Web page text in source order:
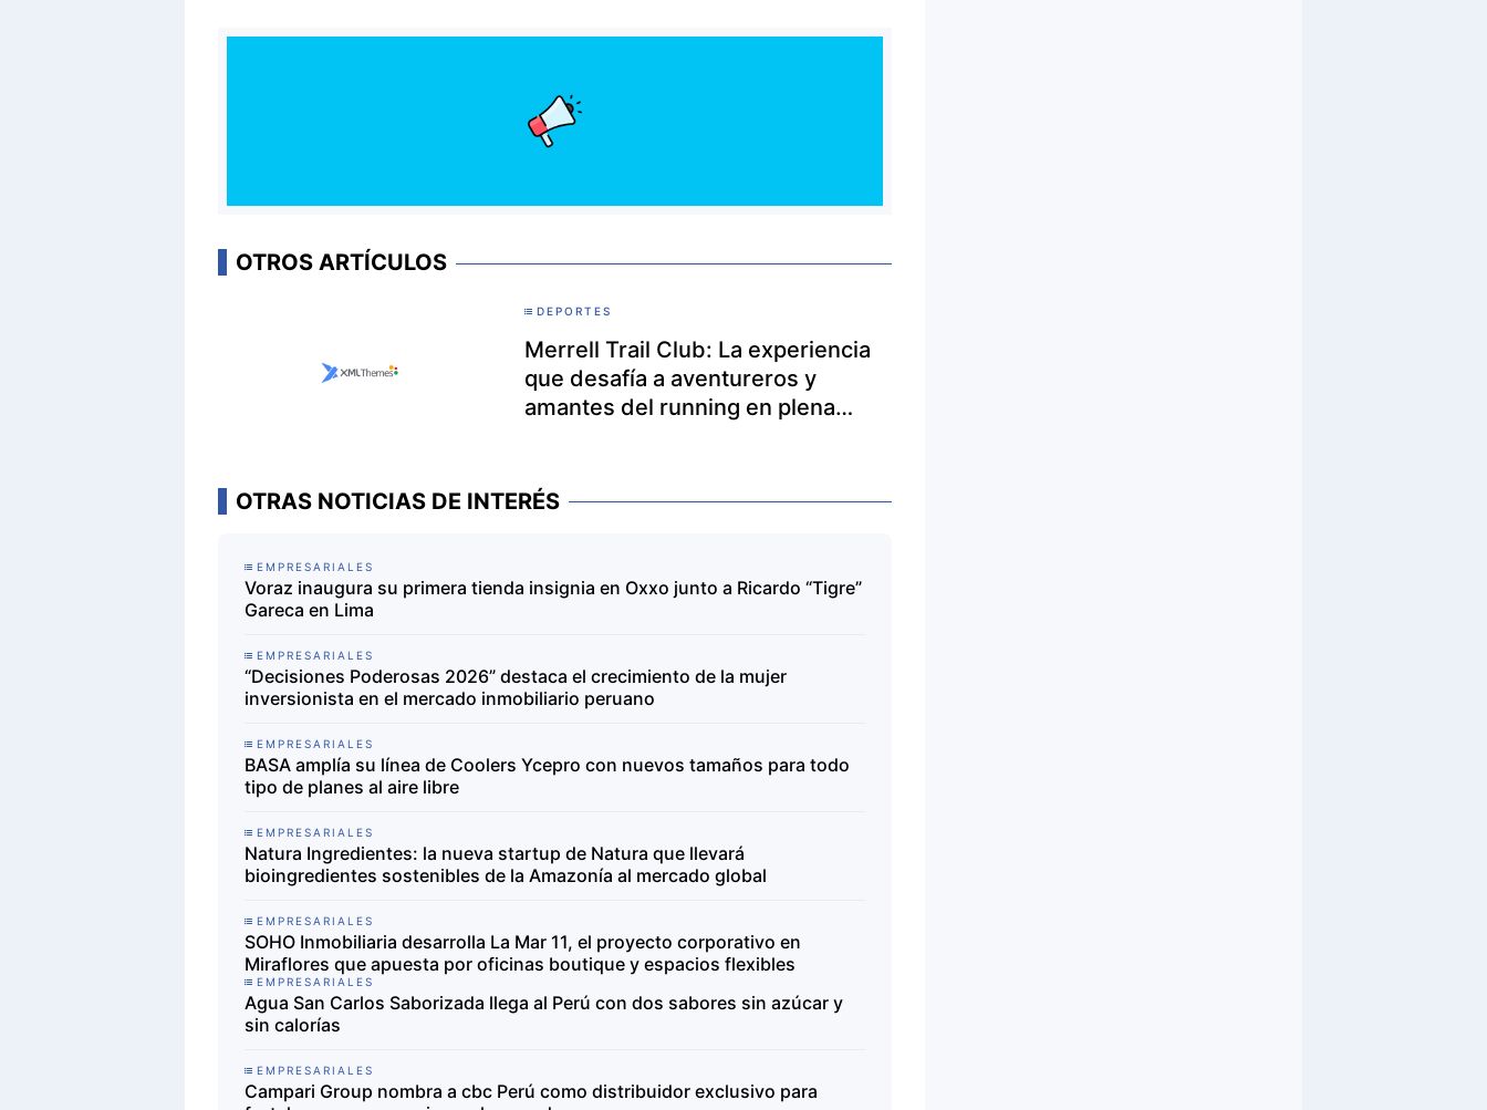
OTROS ARTÍCULOS
DEPORTES
Merrell Trail Club: La experiencia
que desafía a aventureros y
amantes del running en plena
OTRAS NOTICIAS DE INTERÉS
EMPRESARIALES
Voraz inaugura su primera tienda insignia en Oxxo junto a Ricardo “Tigre”
Gareca en Lima
EMPRESARIALES
“Decisiones Poderosas 2026” destaca el crecimiento de la mujer
inversionista en el mercado inmobiliario peruano
EMPRESARIALES
BASA amplía su línea de Coolers Ycepro con nuevos tamaños para todo
tipo de planes al aire libre
EMPRESARIALES
Natura Ingredientes: la nueva startup de Natura que llevará
bioingredientes sostenibles de la Amazonía al mercado global
EMPRESARIALES
SOHO Inmobiliaria desarrolla La Mar 11, el proyecto corporativo en
Miraflores que apuesta por oficinas boutique y espacios flexibles
EMPRESARIALES
Agua San Carlos Saborizada llega al Perú con dos sabores sin azúcar y
sin calorías
EMPRESARIALES
Campari Group nombra a cbc Perú como distribuidor exclusivo para